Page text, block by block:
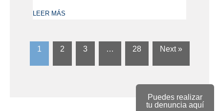
Puedes realizar
tu denuncia aquí
LEER MÁS
1 2 3 … 28 Next »